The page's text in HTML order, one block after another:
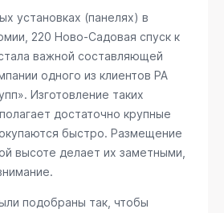
установках (панелях) в
220 Ново-Садовая спуск к
важной составляющей
одного из клиентов РА
Изготовление таких
достаточно крупные
быстро. Размещение
высоте делает их заметными,
подобраны так, чтобы